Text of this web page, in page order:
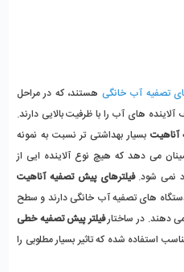
تصفیه آب خانگی هستند، که در مراحل
های آب را با ظرفیت بالایی دارند.
آناهیت بسیار بهداشتی تر نسبت به نمونه
می دهد که هیچ نوع آلاینده ایی از
نمی شود.فیلترهای پیش تصفیه آناهیت
دستگاه های تصفیه آب خانگی دارند و سطح
دهند. در ساختارفیلتر پیش تصفیه خطی
استفاده شده که تاثیر بسیار مطلوبی را